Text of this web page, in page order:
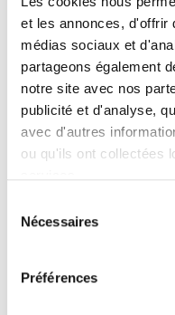
et les annonces, d'offrir
médias sociaux et
partageons également
notre site avec nos
publicité et d'analyse,
avec d'autres
ou qu'ils ont collectées
Nécessaires
Préférences
Portail et
POSE